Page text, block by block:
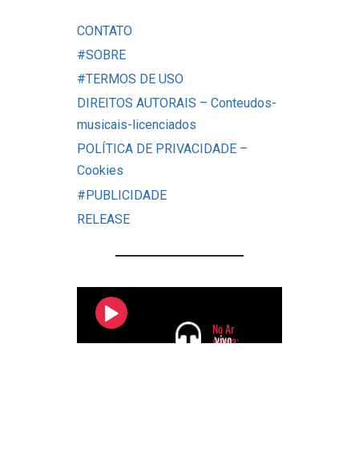
CONTATO
#SOBRE
#TERMOS DE USO
DIREITOS AUTORAIS – Conteudos-
musicais-licenciados
POLÍTICA DE PRIVACIDADE –
Cookies
#PUBLICIDADE
RELEASE